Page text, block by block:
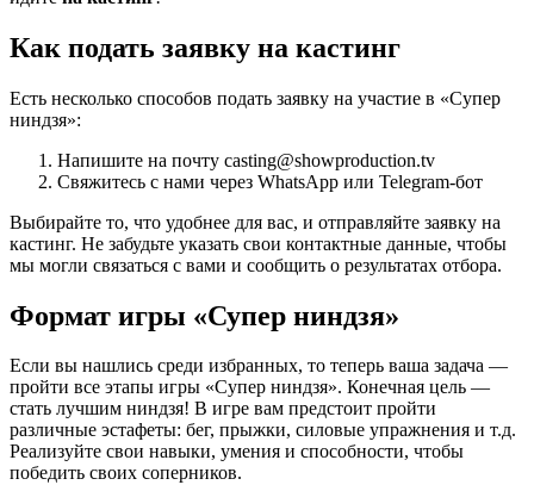
Как подать заявку на кастинг
Есть несколько способов подать заявку на участие в «Супер
ниндзя»:
Напишите на почту casting@showproduction.tv
Свяжитесь с нами через WhatsApp или Telegram-бот
Выбирайте то, что удобнее для вас, и отправляйте заявку на
кастинг. Не забудьте указать свои контактные данные, чтобы
мы могли связаться с вами и сообщить о результатах отбора.
Формат игры «Супер ниндзя»
Если вы нашлись среди избранных, то теперь ваша задача —
пройти все этапы игры «Супер ниндзя». Конечная цель —
стать лучшим ниндзя! В игре вам предстоит пройти
различные эстафеты: бег, прыжки, силовые упражнения и т.д.
Реализуйте свои навыки, умения и способности, чтобы
победить своих соперников.